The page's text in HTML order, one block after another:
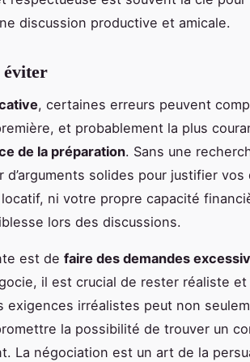
discussion productive et amicale.
éviter
, certaines erreurs peuvent
et probablement la plus
de la préparation. Sans une
d’arguments solides pour justifier vos
ni votre propre capacité
lors des discussions.
est de faire des demandes
il est crucial de rester réaliste
exigences irréalistes peut non
la possibilité de trouver un
La négociation est un art de la